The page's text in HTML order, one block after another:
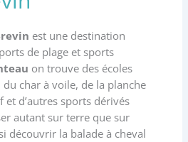
est une destination
de plage et sports
on trouve des écoles
char à voile, de la planche
d’autres sports dérivés
autant sur terre que sur
découvrir la balade à cheval